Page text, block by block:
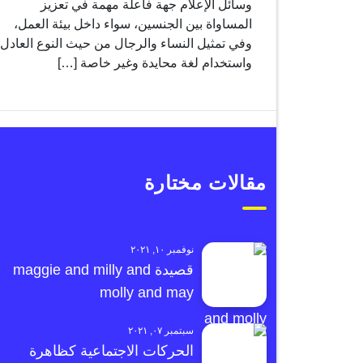
وسائل الإعلام جهة فاعلة مهمة في تعزيز
المساواة بين الجنسين، سواء داخل بيئة العمل،
وفي تمثيل النساء والرجال من حيث النوع العادل
واستخدام لغة محايدة وغير خاصة […]
مقالات مختارة
نوفمبر ١٠, ٢٠٢١
قصيدة maggie and milly and
molly and may
سبتمبر ٠٧, ٢٠٢١
الحركات الاجتماعية كظاهرة